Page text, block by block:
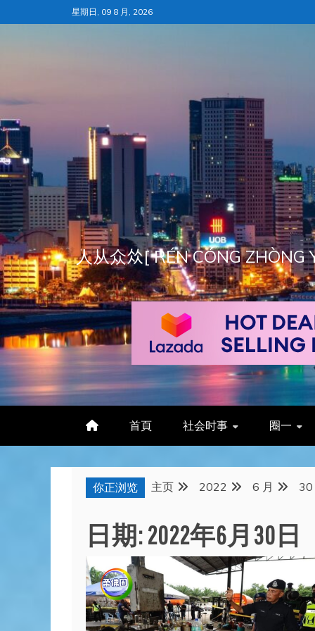
至
星期日, 09 8 月, 2026
人从众𠈌[ RÉN CÓNG
首頁 社会时事 圈一
你正浏览 主页 2022 6 月 30
日期:2022年6月30日